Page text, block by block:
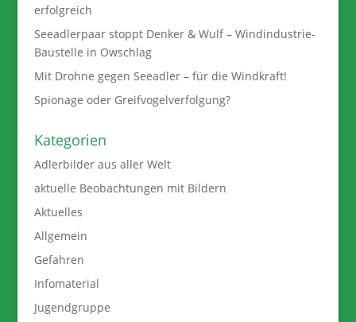
erfolgreich
Seeadlerpaar stoppt Denker & Wulf – Windindustrie-
Baustelle in Owschlag
Mit Drohne gegen Seeadler – für die Windkraft!
Spionage oder Greifvogelverfolgung?
Kategorien
Adlerbilder aus aller Welt
aktuelle Beobachtungen mit Bildern
Aktuelles
Allgemein
Gefahren
Infomaterial
Jugendgruppe